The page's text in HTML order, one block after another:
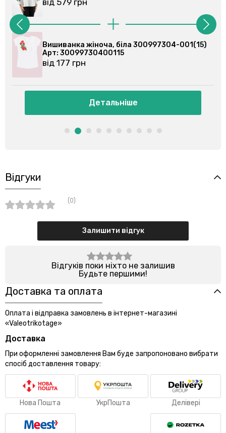
001(15)
Вишиванка жіноча, біла
Арт: 3009973040018
Відгуки
(0)
Залишити відгук
Відгуків поки ніхто не залишив
Будьте першими!
Доставка та оплата
Оплата і відправка замовлень в інтернет-магазині
«Valeotrikotage»
Доставка
При оформленні замовлення Вам буде запропоновано вибрати
спосіб доставлення товару:
Нова Пошта УкрПошта Делівері